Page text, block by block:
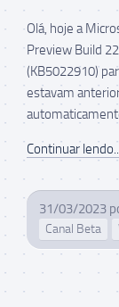
Olá, hoje a
Preview Build
(KB5022910)
estavam
Continuar
31/03/2023
Canal Beta